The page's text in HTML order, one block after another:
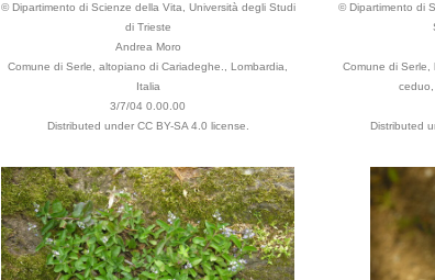
© Dipartimento di Scienze della Vita, Università degli Studi
di Trieste
Andrea Moro
Comune di Serle, altopiano di Cariadeghe., Lombardia,
Italia
3/7/04 0.00.00
Distributed under CC BY-SA 4.0 license.
© Dipartimento di
Comune di Serle,
Distributed